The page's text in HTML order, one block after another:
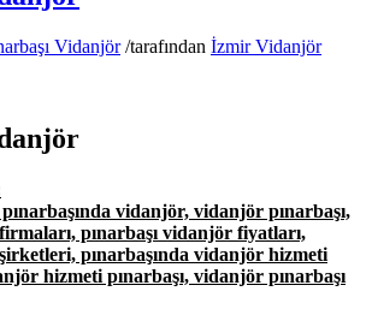
Vidanjör /tarafından İzmir Vidanjör
vidanjör, vidanjör pınarbaşı,
pınarbaşı vidanjör fiyatları,
pınarbaşında vidanjör hizmeti
hizmeti pınarbaşı, vidanjör pınarbaşı